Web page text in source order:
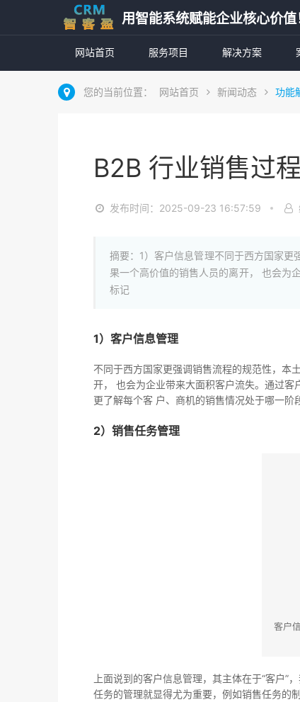
用智能系统赋能企业核心价值
网站首页 服务项目 解决方案
您的当前位置： 网站首页 新闻动态 功能
B2B 行业销售过
发布时间：2025-09-23 16:57:59
摘要：1）客户信息管理不同于西方国家
果一个高价值的销售人员的离开， 也会为
标记
1）客户信息管理
不同于西方国家更强调销售流程的规范性，本
开， 也会为企业带来大面积客户流失。通过
更了解每个客 户、商机的销售情况处于哪一
2）销售任务管理
上面说到的客户信息管理，其主体在于“客户
任务的管理就显得尤为重要，例如销售任务的